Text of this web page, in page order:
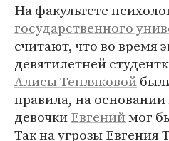
На факультете
государственного
считают, что во время
девятилетней
Алисы Тепляковой
правила, на
девочкиЕвгениймог
Так на угрозы Евгения